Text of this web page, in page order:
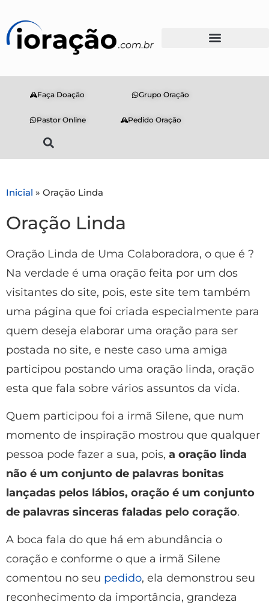
Faça Doação Grupo Oração
Pastor Online Pedido Oração
Inicial » Oração Linda
Oração Linda
Oração Linda de Uma Colaboradora, o que é ?
Na verdade é uma oração feita por um dos
visitantes do site, pois, este site tem também
uma página que foi criada especialmente para
quem deseja elaborar uma oração para ser
postada no site, e neste caso uma amiga
participou postando uma oração linda, oração
esta que fala sobre vários assuntos da vida.
Quem participou foi a irmã Silene, que num
momento de inspiração mostrou que qualquer
pessoa pode fazer a sua, pois, a oração linda
não é um conjunto de palavras bonitas
lançadas pelos lábios, oração é um conjunto
de palavras sinceras faladas pelo coração.
A boca fala do que há em abundância o
coração e conforme o que a irmã Silene
comentou no seu pedido, ela demonstrou seu
reconhecimento da importância, grandeza